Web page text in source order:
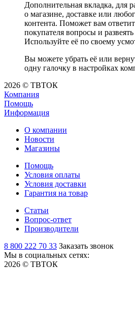
Дополнительная вкладка, для
о магазине, доставке или
контента. Поможет вам
покупателя вопросы и
Используйте её по своему
Вы можете убрать её или
одну галочку в настройках
2026 © ТВТОК
Компания
Помощь
Информация
О компании
Новости
Магазины
Помощь
Условия оплаты
Условия доставки
Гарантия на товар
Статьи
Вопрос-ответ
Производители
8 800 222 70 33 Заказать звонок
Мы в социальных сетях:
2026 © ТВТОК